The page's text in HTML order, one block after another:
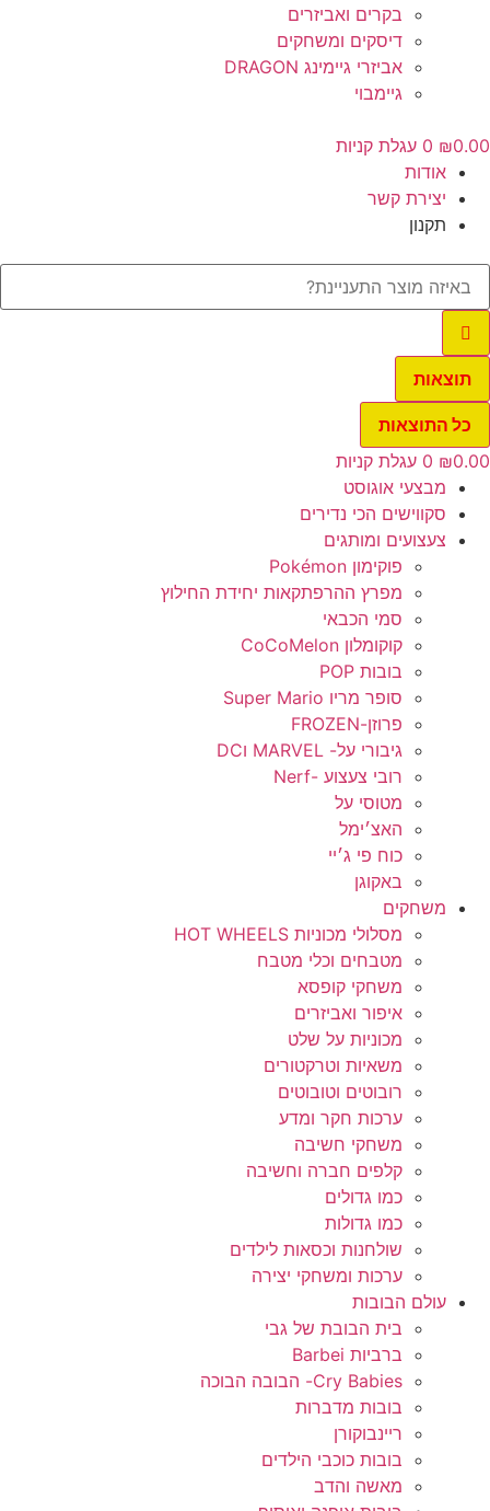
בקרים ואביזרים
דיסקים ומשחקים
אביזרי גיימינג DRAGON
גיימבוי
₪
0 עגלת קניות
אודות
יצירת קשר
תקנון
תוצאות
כל התוצאות
₪
0 עגלת קניות
מבצעי אוגוסט
סקווישים הכי נדירים
צעצועים ומותגים
פוקימון Pokémon
מפרץ ההרפתקאות יחידת החילוץ
סמי הכבאי
קוקומלון CoCoMelon
בובות POP
סופר מריו Super Mario
פרוזן-FROZEN
גיבורי על- MARVEL וDC
רובי צעצוע -Nerf
מטוסי על
האצ׳ימל
כוח פי ג׳יי
באקוגן
משחקים
מסלולי מכוניות HOT WHEELS
מטבחים וכלי מטבח
משחקי קופסא
איפור ואביזרים
מכוניות על שלט
משאיות וטרקטורים
רובוטים וטובוטים
ערכות חקר ומדע
משחקי חשיבה
קלפים חברה וחשיבה
כמו גדולים
כמו גדולות
שולחנות וכסאות לילדים
ערכות ומשחקי יצירה
עולם הבובות
בית הבובת של גבי
ברביות Barbei
Cry Babies- הבובה הבוכה
בובות מדברות
ריינבוקורן
בובות כוכבי הילדים
מאשה והדב